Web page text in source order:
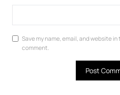
Save my name, email, and website
comment.